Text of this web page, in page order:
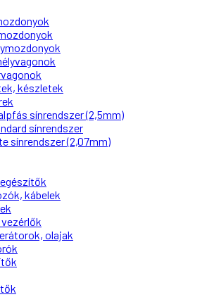
készletek
sínrendszer (2,5mm)
sínrendszer
sínrendszer (2,07mm)
kábelek
olajak